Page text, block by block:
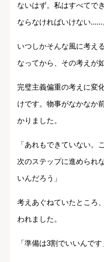
ないはず。私はすべてで
ならなければいけない......
いつしかそんな風に考え
なってから、その考えが
完璧主義偏重の考えに変
けです。物事がなかなか
かりました。
「あれもできていない。
次のステップに進められ
いんだろう」
考えあぐねていたところ
われました。
「準備は3割でいいんです